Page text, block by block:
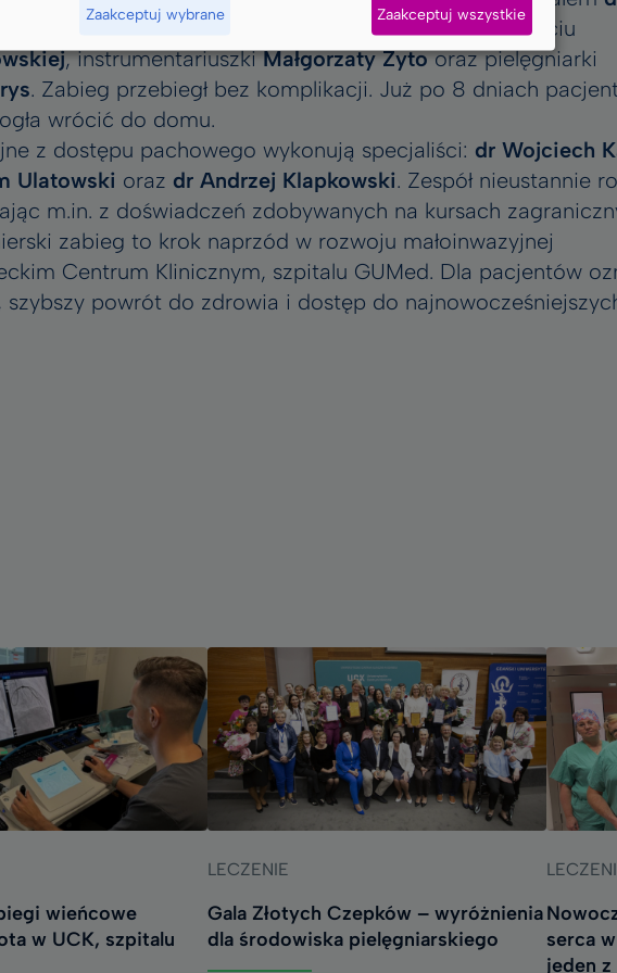
Wojciecha Karolaka, dra Jana Stefaniakaprzy wsparciu
, instrumentariuszkiMałgorzaty Żytooraz pielęgniarki
. Zabieg przebiegł bez komplikacji. Już po 8 dniach
wrócić do domu.
z dostępu pachowego wykonują specjaliści: dr Wojciech
Ulatowski oraz dr Andrzej Klapkowski. Zespół nieustannie
m.in. z doświadczeń zdobywanych na kursach
zabieg to krok naprzód w rozwoju małoinwazyjnej
Centrum Klinicznym, szpitalu GUMed. Dla pacjentów
powrót do zdrowia i dostęp do
wieńcowe
w UCK, szpitalu
LECZENIE
Gala Złotych Czepków – wyróżnienia
dla środowiska pielęgniarskiego
serca
jeden
Zaakceptuj wybrane Zaakceptuj wszystkie